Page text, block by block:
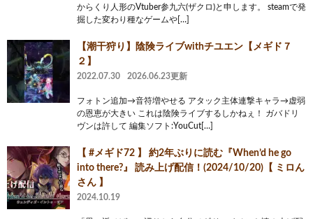
からくり人形のVtuber参九六(ザクロ)と申します。 steamで発
掘した変わり種なゲームや[…]
【潮干狩り】陰険ライブwithチユエン【メギド７
２】
2022.07.30 2026.06.23更新
フォトン追加→音符増やせる アタック主体連撃キャラ→虚弱
の恩恵が大きい これは陰険ライブするしかねぇ！ ガバドリ
ヴンは許して 編集ソフト:YouCut[…]
【 #メギド72 】 約2年ぶりに読む『When’d he go
into there?』 読み上げ配信！(2024/10/20)【 ミロん
さん 】
2024.10.19